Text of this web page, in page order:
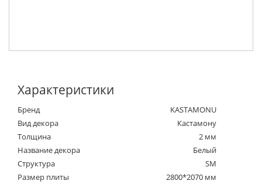
Характеристики
Бренд
KASTAMONU
Вид декора
Кастамону
Толщина
2 мм
Название декора
Белый
Структура
SM
Размер плиты
2800*2070 мм